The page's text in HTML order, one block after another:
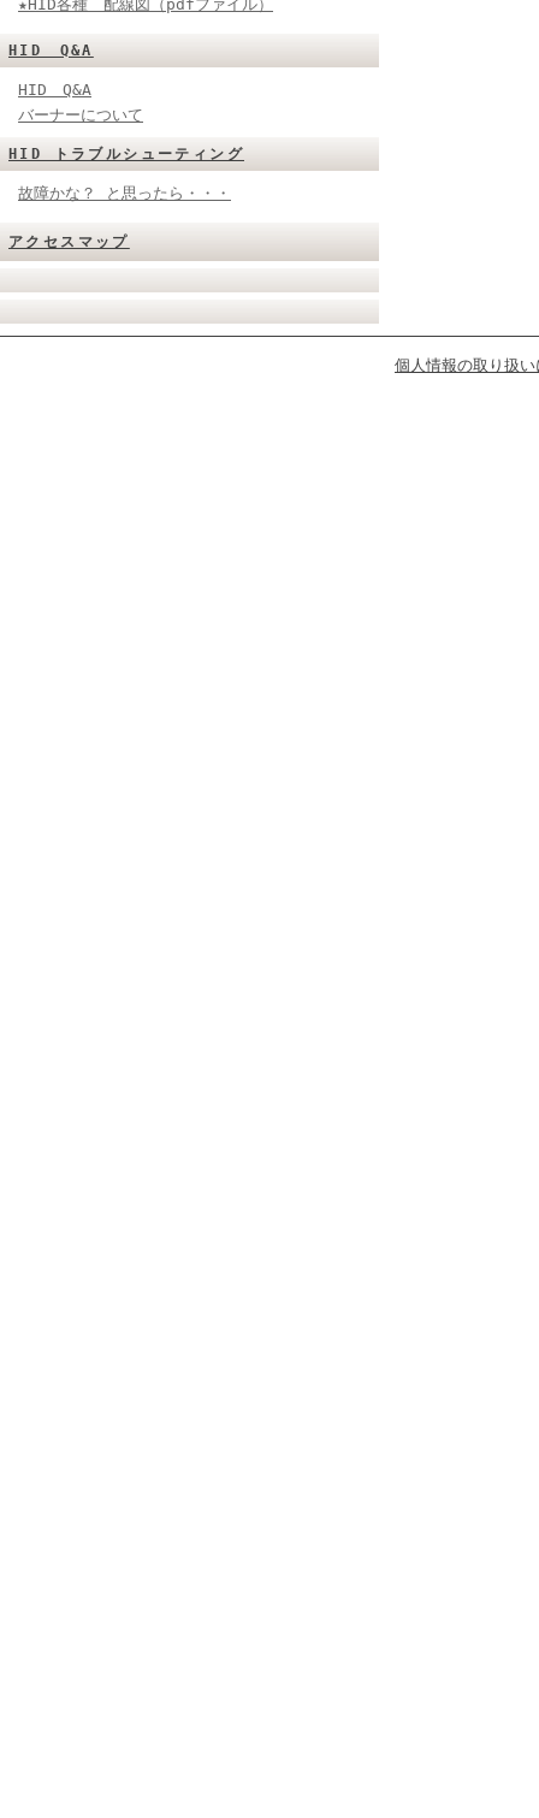
★HID各種 配線図（pdfファイル）
HID Q&A
HID Q&A
バーナーについて
HID トラブルシューティング
故障かな？ と思ったら・・・
アクセスマップ
個人情報の取り扱